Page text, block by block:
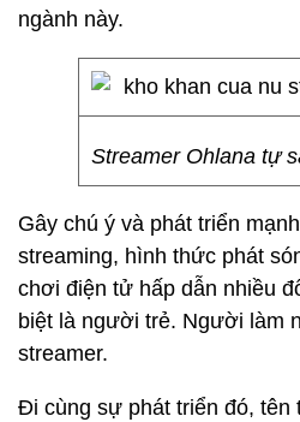
ngành này.
Streamer Ohlana tự
Gây chú ý và phát triển
streaming, hình thức phát
chơi điện tử hấp dẫn nhiều
biệt là người trẻ. Người làm
streamer.
Đi cùng sự phát triển đó, tên